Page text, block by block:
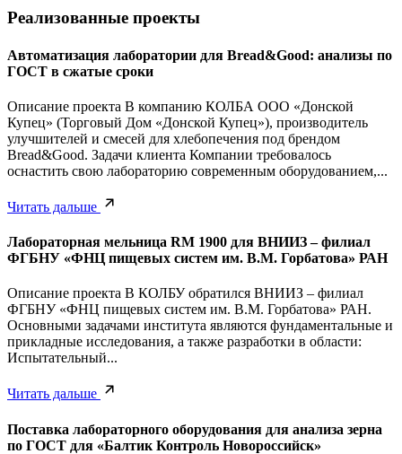
Реализованные проекты
Автоматизация лаборатории для Bread&Good: анализы по
ГОСТ в сжатые сроки
Описание проекта В компанию КОЛБА ООО «Донской
Купец» (Торговый Дом «Донской Купец»), производитель
улучшителей и смесей для хлебопечения под брендом
Bread&Good. Задачи клиента Компании требовалось
оснастить свою лабораторию современным оборудованием,...
Читать дальше
Лабораторная мельница RM 1900 для ВНИИЗ – филиал
ФГБНУ «ФНЦ пищевых систем им. В.М. Горбатова» РАН
Описание проекта В КОЛБУ обратился ВНИИЗ – филиал
ФГБНУ «ФНЦ пищевых систем им. В.М. Горбатова» РАН.
Основными задачами института являются фундаментальные и
прикладные исследования, а также разработки в области:
Испытательный...
Читать дальше
Поставка лабораторного оборудования для анализа зерна
по ГОСТ для «Балтик Контроль Новороссийск»